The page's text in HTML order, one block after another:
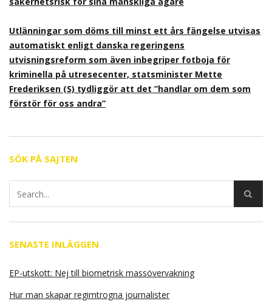
Utlänningar som döms till minst ett års fängelse utvisas
automatiskt enligt danska regeringens
utvisningsreform som även inbegriper fotboja för
kriminella på utresecenter, statsminister Mette
Frederiksen (S) tydliggör att det ”handlar om dem som
förstör för oss andra”
SÖK PÅ SAJTEN
SENASTE INLÄGGEN
EP-utskott: Nej till biometrisk massövervakning
Hur man skapar regimtrogna journalister